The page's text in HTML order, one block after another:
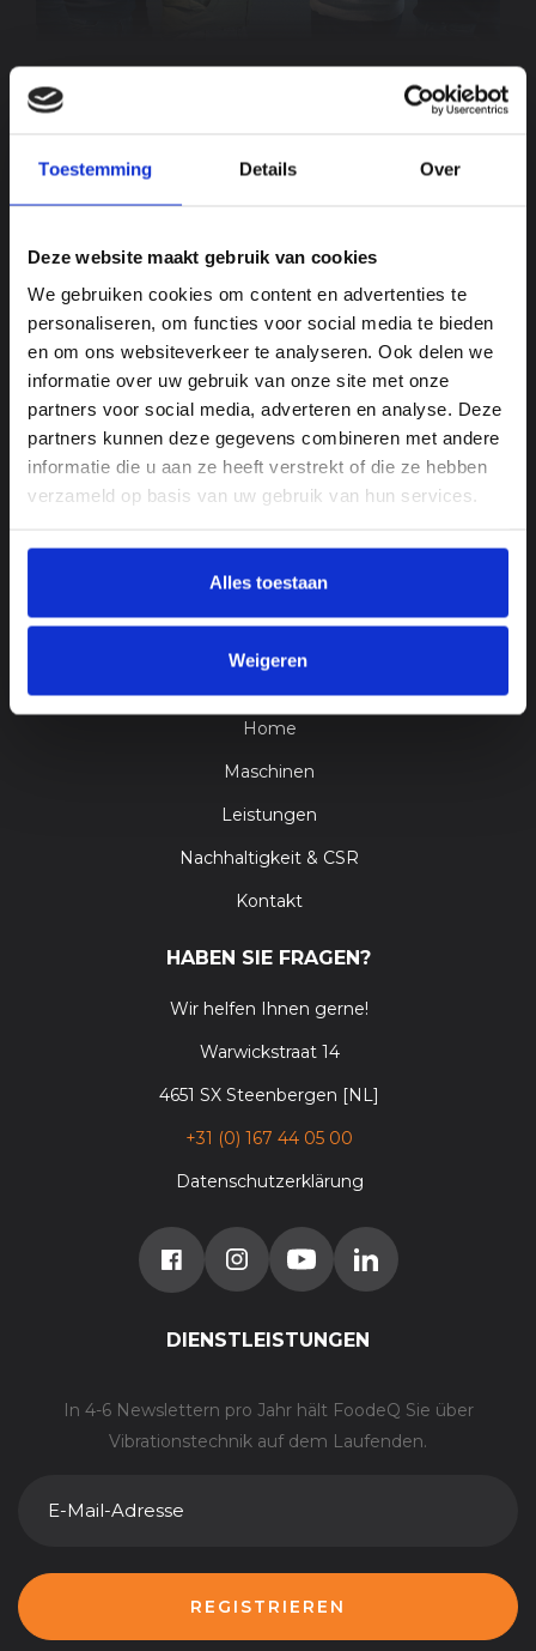
Toestemming Details Over
Deze website maakt gebruik van cookies
We gebruiken cookies om content en advertenties te
personaliseren, om functies voor social media te bieden
en om ons websiteverkeer te analyseren. Ook delen we
informatie over uw gebruik van onze site met onze
partners voor social media, adverteren en analyse. Deze
partners kunnen deze gegevens combineren met andere
informatie die u aan ze heeft verstrekt of die ze hebben
verzameld op basis van uw gebruik van hun services.
Alles toestaan
Weigeren
GEHE ZU
Home
Maschinen
Leistungen
Nachhaltigkeit & CSR
Kontakt
HABEN SIE FRAGEN?
Wir helfen Ihnen gerne!
Warwickstraat 14
4651 SX Steenbergen [NL]
+31 (0) 167 44 05 00
Datenschutzerklärung
DIENSTLEISTUNGEN
In 4-6 Newslettern pro Jahr hält FoodeQ Sie über
Vibrationstechnik auf dem Laufenden.